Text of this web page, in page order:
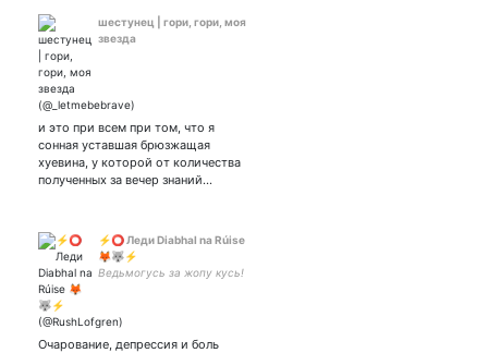
шестунец | гори, гори, моя
звезда
и это при всем при том, что я
сонная уставшая брюзжащая
хуевина, у которой от количества
полученных за вечер знаний…
⚡⭕️ Леди Diabhal na Rúise
🦊🐺⚡
Ведьмогусь за жопу кусь!
Очарование, депрессия и боль